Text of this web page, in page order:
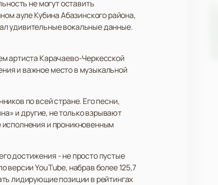
не могут оставить
ауле Кубина Абазинского района,
удивительные вокальные данные.
артиста Карачаево-Черкесской
и важное место в музыкальной
по всей стране. Его песни,
и другие, не только взрывают
и проникновенным
достижения - не просто пустые
YouTube, набрав более 125,7
лидирующие позиции в рейтингах